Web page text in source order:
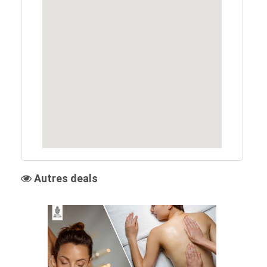
Autres deals